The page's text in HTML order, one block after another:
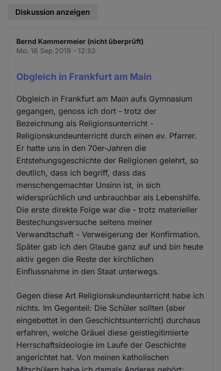
Diskussion anzeigen
Bernd Kammermeier (nicht überprüft)
Mo. 16 Sep 2019 - 12:53
Obgleich in Frankfurt am Main
Obgleich in Frankfurt am Main aufs Gymnasium
gegangen, genoss ich dort - trotz der
Bezeichnung als Religionsunterricht -
Religionskundeunterricht durch einen ev. Pfarrer.
Er hatte uns in den 70er-Jahren die
Entstehungsgeschichte der Religionen gelehrt, so
deutlich, dass ich begriff, dass das
menschengemachter Unsinn ist, in sich
widersprüchlich und unbrauchbar als Lebenshilfe.
Die erste direkte Folge war die - trotz materieller
Bestechungsversuche seitens meiner
Verwandtschaft - Verweigerung der Konfirmation.
Später gab ich den Glaube ganz auf und bin heute
aktiv gegen die Reste der kirchlichen
Einflussnahme in den Staat unterwegs.
Gegen diese Art Religionskundeunterricht habe ich
nichts. Im Gegenteil: Die Schüler sollten (aber
eingebettet in den Geschichtsunterricht) durchaus
erfahren, welche Gräuel diese geistlegitimierte
Herrschaftsideologie im Laufe der Geschichte
angerichtet hat. Von meinen katholischen